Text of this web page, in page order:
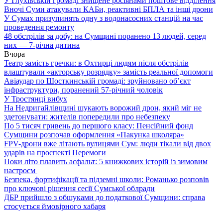
Вночі Суми атакували КАБи, реактивні БПЛА та інші дрони
У Сумах призупинять одну з водонасосних станцій на час
проведення ремонту
48 обстрілів за добу: на Сумщині поранено 13 людей, серед
них — 7-річна дитина
Вчора
Театр замість гречки: в Охтирці людям після обстрілів
влаштували «акторську розрядку» замість реальної допомоги
Авіаудар по Шосткинській громаді: зруйновано об’єкт
інфраструктури, поранений 57-річний чоловік
У Тростянці вибух
На Недригайлівщині шукають ворожий дрон, який міг не
здетонувати: жителів попередили про небезпеку
По 5 тисяч гривень до першого класу: Пенсійний фонд
Сумщини розпочав оформлення «Пакунка школяра»
FPV-дрони вже літають вулицями Сум: люди тікали від двох
ударів на проспекті Перемоги
Поки літо плавить асфальт: 5 книжкових історій із зимовим
настроєм
Безпека, фортифікації та підземні школи: Романько розповів
про ключові рішення сесії Сумської облради
ДБР прийшло з обшуками до податкової Сумщини: справа
стосується ймовірного хабаря